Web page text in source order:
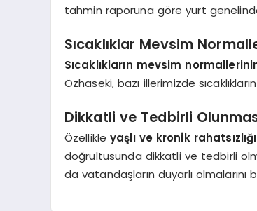
tahmin raporuna göre yurt
Sıcaklıklar Mevsim
Sıcaklıkların mevsim
Özhaseki, bazı illerimizde
Dikkatli ve Tedbirli
Özellikle yaşlı ve kronik
doğrultusunda dikkatli ve tedbirli
da vatandaşların duyarlı olmalarını